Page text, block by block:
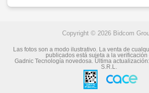
Copyright © 2026 Bidcom
Las fotos son a modo ilustrativo. La venta de
publicados está sujeta a la verificación
Gadnic Tecnología novedosa.Última actualización:
S.R.L.